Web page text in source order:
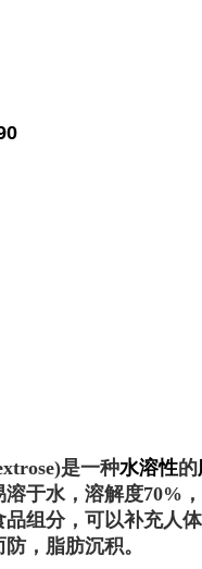
是一种水溶性的
于水，溶解度70%
组分，可以补充人
，脂肪沉积。